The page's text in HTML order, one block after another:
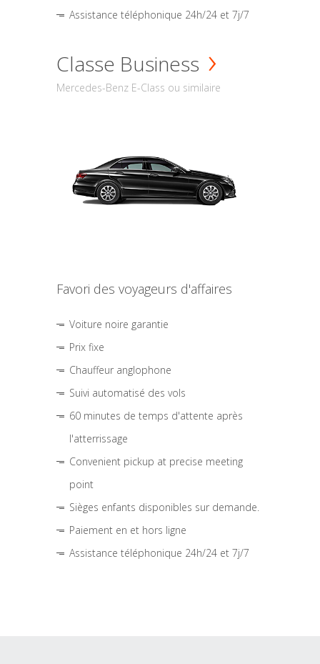
Assistance téléphonique 24h/24 et 7j/7
Classe Business
Mercedes-Benz E-Class ou similaire
Favori des voyageurs d'affaires
Voiture noire garantie
Prix fixe
Chauffeur anglophone
Suivi automatisé des vols
60 minutes de temps d'attente après
l'atterrissage
Convenient pickup at precise meeting
point
Sièges enfants disponibles sur demande.
Paiement en et hors ligne
Assistance téléphonique 24h/24 et 7j/7